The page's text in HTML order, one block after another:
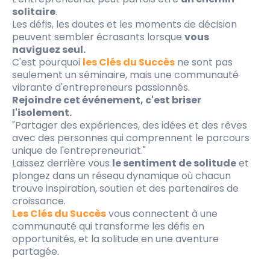
solitaire.
Les défis, les doutes et les moments de décision
peuvent sembler écrasants lorsque vous
naviguez seul.
C'est pourquoi les Clés du Succès ne sont pas
seulement un séminaire, mais une communauté
vibrante d'entrepreneurs passionnés.
Rejoindre cet événement, c'est briser
l'isolement.
"Partager des expériences, des idées et des rêves
avec des personnes qui comprennent le parcours
unique de l'entrepreneuriat."
Laissez derrière vous le sentiment de solitudeet
plongez dans un réseau dynamique où chacun
trouve inspiration, soutien et des partenaires de
croissance.
Les Clés du Succèsvous connectent à une
communauté qui transforme les défis en
opportunités, et la solitude en une aventure
partagée.